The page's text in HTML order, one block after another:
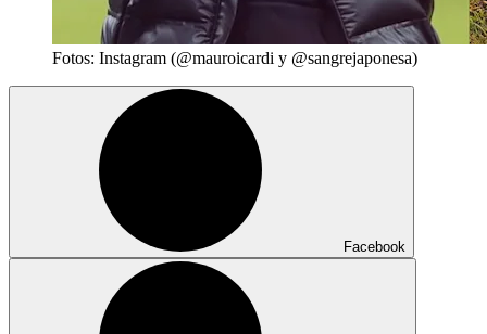
Fotos: Instagram (@mauroicardi y @sangrejaponesa)
Facebook